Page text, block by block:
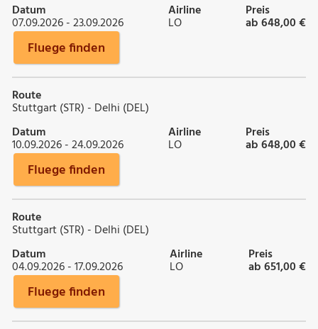
Datum
07.09.2026 - 23.09.2026
Airline
LO
Preis
ab 648,00 €
Fluege finden
Route
Stuttgart (STR) - Delhi (DEL)
Datum
10.09.2026 - 24.09.2026
Airline
LO
Preis
ab 648,00 €
Fluege finden
Route
Stuttgart (STR) - Delhi (DEL)
Datum
04.09.2026 - 17.09.2026
Airline
LO
Preis
ab 651,00 €
Fluege finden